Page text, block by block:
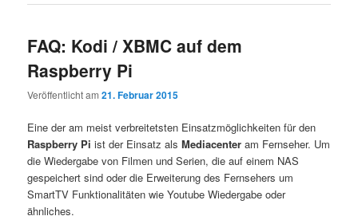
FAQ: Kodi / XBMC auf dem
Raspberry Pi
Veröffentlicht am21. Februar 2015
Eine der am meist verbreitetsten Einsatzmöglichkeiten für den
Raspberry Pi ist der Einsatz alsMediacenter am Fernseher. Um
die Wiedergabe von Filmen und Serien, die auf einem NAS
gespeichert sind oder die Erweiterung des Fernsehers um
SmartTV Funktionalitäten wie Youtube Wiedergabe oder
ähnliches.